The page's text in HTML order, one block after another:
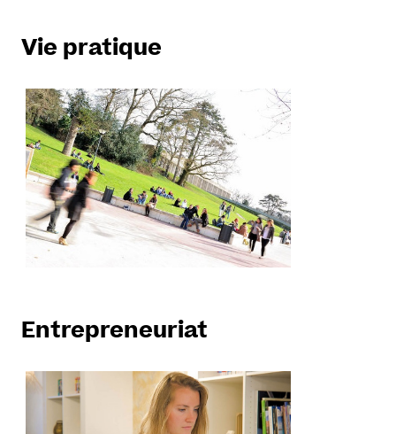
Vie pratique
Entrepreneuriat